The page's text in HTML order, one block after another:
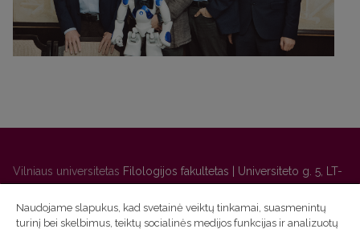
Vilniaus universitetas Filologijos fakultetas | Universiteto g. 5, LT-
01131 Vilnius
Studijų skyriaus(studijų ir tvarkaraščio klausimai) tel. (0 5) 268
Naudojame slapukus, kad svetainė veiktų tinkamai, suasmenintų
turinį bei skelbimus, teiktų socialinės medijos funkcijas ir analizuotų